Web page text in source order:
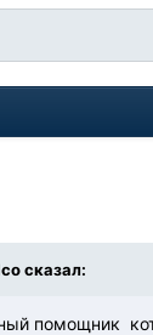
сказал:
помощник